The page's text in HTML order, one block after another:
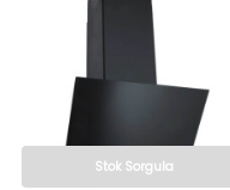
Stok Sorgula